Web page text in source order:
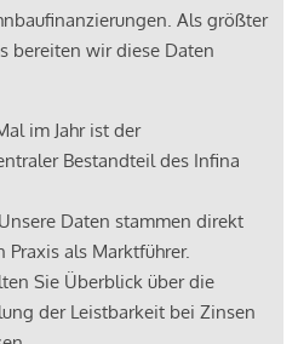
Als größter
bereiten wir diese Daten
im Jahr ist der
Bestandteil des Infina
Unsere Daten stammen direkt
Praxis als Marktführer.
Sie Überblick über die
der Leistbarkeit bei Zinsen